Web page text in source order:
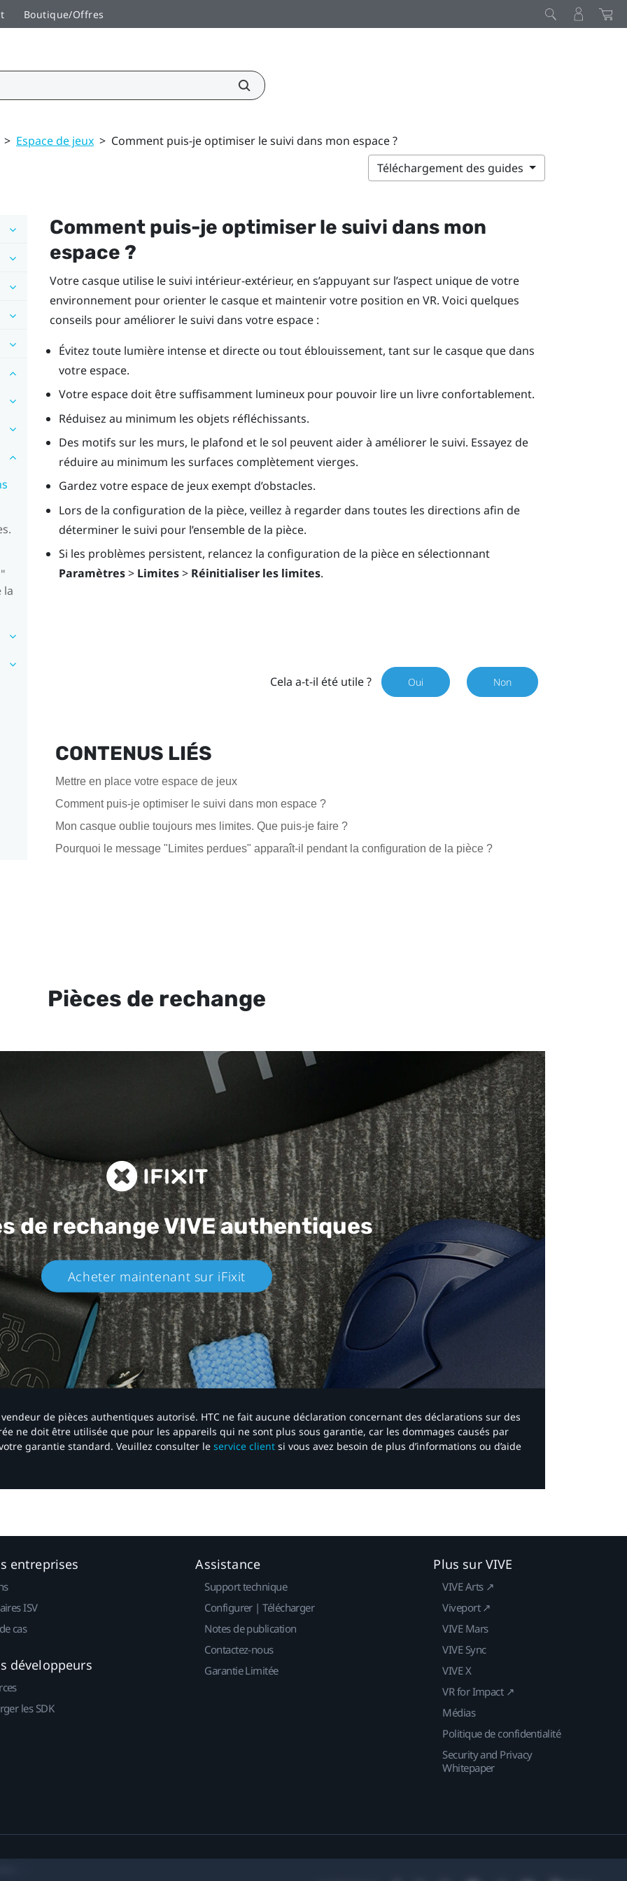
Boutique/Offres
> Espace de jeux > Comment puis-je optimiser le suivi dans mon espace ?
Téléchargement des guides
la
Comment puis-je optimiser le suivi dans mon
espace ?
Votre casque utilise le suivi intérieur-extérieur, en s’appuyant sur l’aspect unique de votre
environnement pour orienter le casque et maintenir votre position en VR. Voici quelques
conseils pour améliorer le suivi dans votre espace :
Évitez toute lumière intense et directe ou tout éblouissement, tant sur le casque que dans
votre espace.
Votre espace doit être suffisamment lumineux pour pouvoir lire un livre confortablement.
Réduisez au minimum les objets réfléchissants.
Des motifs sur les murs, le plafond et le sol peuvent aider à améliorer le suivi. Essayez de
réduire au minimum les surfaces complètement vierges.
Gardez votre espace de jeux exempt d’obstacles.
Lors de la configuration de la pièce, veillez à regarder dans toutes les directions afin de
déterminer le suivi pour l’ensemble de la pièce.
Si les problèmes persistent, relancez la configuration de la pièce en sélectionnant
Paramètres> Limites> Réinitialiser les limites.
Cela a-t-il été utile ? Oui Non
CONTENUS LIÉS
Mettre en place votre espace de jeux
Comment puis-je optimiser le suivi dans mon espace ?
Mon casque oublie toujours mes limites. Que puis-je faire ?
Pourquoi le message "Limites perdues" apparaît-il pendant la configuration de la pièce ?
Pièces de rechange
de rechangeVIVE authentiques​
Acheter maintenant sur iFixit​
de pièces authentiques autorisé. HTC ne fait aucune déclaration concernant des déclarations sur des
ne doit être utilisée que pour les appareils qui ne sont plus sous garantie, car les dommages causés par
garantie standard. Veuillez consulter le service client si vous avez besoin de plus d’informations ou d’aide
entreprises
ISV
cas
développeurs
les SDK
Assistance
Support technique
Configurer | Télécharger
Notes de publication
Contactez-nous
Garantie Limitée
Plus sur VIVE
VIVE Arts ↗
Viveport ↗
VIVE Mars
VIVE Sync
VIVE X
VR for Impact ↗
Médias
Politique de confidentialité
Security and Privacy
Whitepaper